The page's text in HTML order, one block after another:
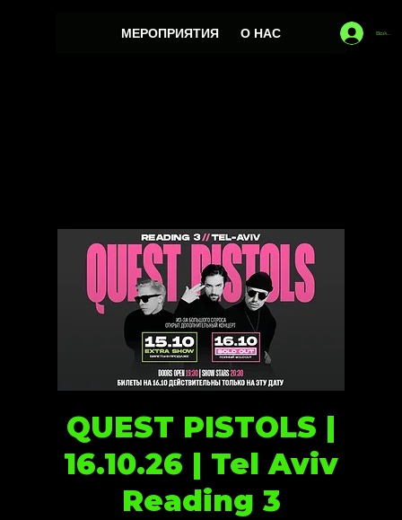
МЕРОПРИЯТИЯ О НАС Войти
QUEST PISTOLS |
16.10.26 | Tel Aviv
Reading 3